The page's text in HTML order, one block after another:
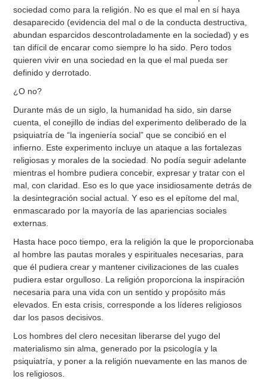
sociedad como para la religión. No es que el mal en sí haya
desaparecido (evidencia del mal o de la conducta destructiva,
abundan esparcidos descontroladamente en la sociedad) y es
tan difícil de encarar como siempre lo ha sido. Pero todos
quieren vivir en una sociedad en la que el mal pueda ser
definido y derrotado.
¿O no?
Durante más de un siglo, la humanidad ha sido, sin darse
cuenta, el conejillo de indias del experimento deliberado de la
psiquiatría de “la ingeniería social” que se concibió en el
infierno. Este experimento incluye un ataque a las fortalezas
religiosas y morales de la sociedad. No podía seguir adelante
mientras el hombre pudiera concebir, expresar y tratar con el
mal, con claridad. Eso es lo que yace insidiosamente detrás de
la desintegración social actual. Y eso es el epítome del mal,
enmascarado por la mayoría de las apariencias sociales
externas.
Hasta hace poco tiempo, era la religión la que le proporcionaba
al hombre las pautas morales y espirituales necesarias, para
que él pudiera crear y mantener civilizaciones de las cuales
pudiera estar orgulloso. La religión proporciona la inspiración
necesaria para una vida con un sentido y propósito más
elevados. En esta crisis, corresponde a los líderes religiosos
dar los pasos decisivos.
Los hombres del clero necesitan liberarse del yugo del
materialismo sin alma, generado por la psicología y la
psiquiatría, y poner a la religión nuevamente en las manos de
los religiosos.